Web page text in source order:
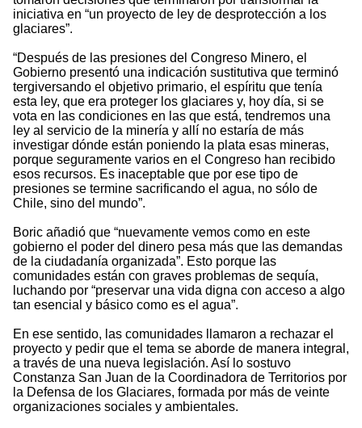
iniciativa en “un proyecto de ley de desprotección a los
glaciares”.
“Después de las presiones del Congreso Minero, el
Gobierno presentó una indicación sustitutiva que terminó
tergiversando el objetivo primario, el espíritu que tenía
esta ley, que era proteger los glaciares y, hoy día, si se
vota en las condiciones en las que está, tendremos una
ley al servicio de la minería y allí no estaría de más
investigar dónde están poniendo la plata esas mineras,
porque seguramente varios en el Congreso han recibido
esos recursos. Es inaceptable que por ese tipo de
presiones se termine sacrificando el agua, no sólo de
Chile, sino del mundo”.
Boric añadió que “nuevamente vemos como en este
gobierno el poder del dinero pesa más que las demandas
de la ciudadanía organizada”. Esto porque las
comunidades están con graves problemas de sequía,
luchando por “preservar una vida digna con acceso a algo
tan esencial y básico como es el agua”.
En ese sentido, las comunidades llamaron a rechazar el
proyecto y pedir que el tema se aborde de manera integral,
a través de una nueva legislación. Así lo sostuvo
Constanza San Juan de la Coordinadora de Territorios por
la Defensa de los Glaciares, formada por más de veinte
organizaciones sociales y ambientales.